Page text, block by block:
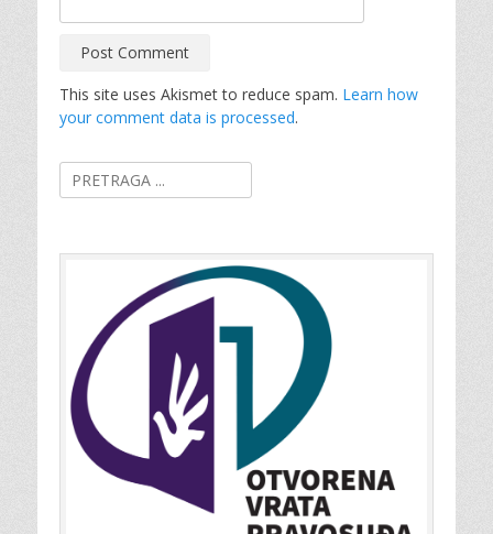
This site uses Akismet to reduce spam. Learn how
your comment data is processed.
Search
for: